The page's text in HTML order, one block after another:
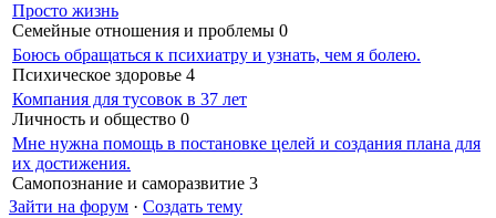
Просто жизнь
Семейные отношения и проблемы 0
Боюсь обращаться к психиатру и узнать, чем я болею.
Психическое здоровье 4
Компания для тусовок в 37 лет
Личность и общество 0
Мне нужна помощь в постановке целей и создания плана для
их достижения.
Самопознание и саморазвитие 3
Зайти на форум · Создать тему